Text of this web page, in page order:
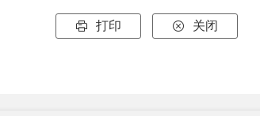
 打印  关闭